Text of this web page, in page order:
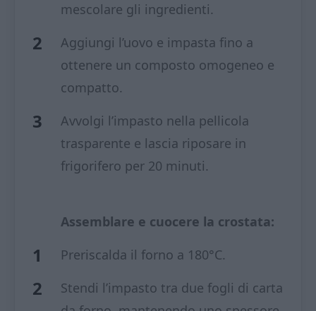
mescolare gli ingredienti.
Aggiungi l’uovo e impasta fino a
ottenere un composto omogeneo e
compatto.
Avvolgi l’impasto nella pellicola
trasparente e lascia riposare in
frigorifero per 20 minuti.
Assemblare e cuocere la crostata:
Preriscalda il forno a 180°C.
Stendi l’impasto tra due fogli di carta